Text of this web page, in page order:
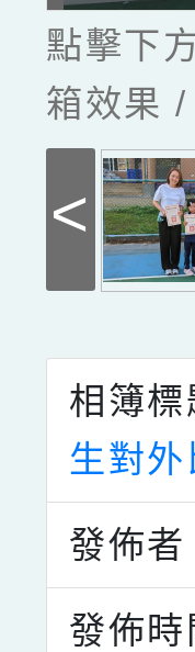
點擊下
箱效果
<
相簿標
生對
發佈者
發佈